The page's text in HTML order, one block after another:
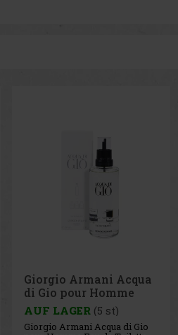
Giorgio Armani Acqua
di Gio pour Homme
EdT Refill 150 ml
AUF LAGER (5 st)
Giorgio Armani Acqua di Gio